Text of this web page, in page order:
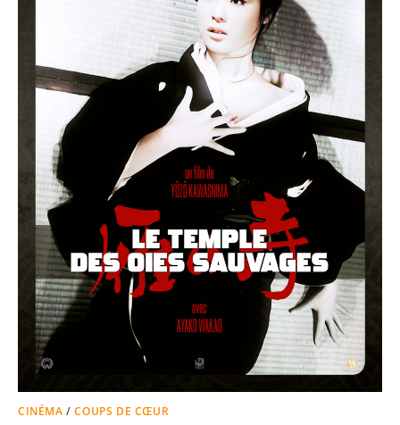
CINÉMA /COUPS DE CŒUR